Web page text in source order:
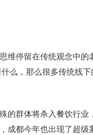
维停留在传统观念中
么，那么很多传统线
群体将杀入餐饮行业
成都今年也出现了超